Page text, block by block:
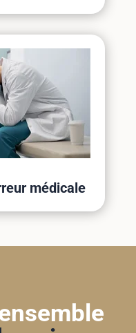
médicale